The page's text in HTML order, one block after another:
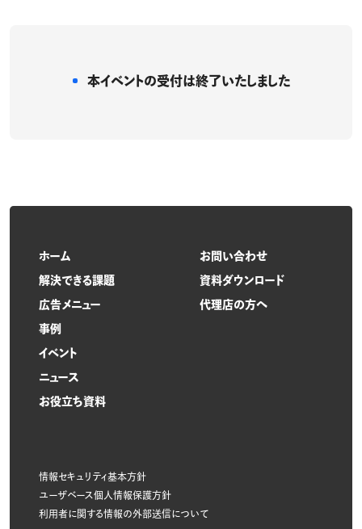
本イベントの受付は終了いたしました
ホーム
解決できる課題
広告メニュー
事例
イベント
ニュース
お役立ち資料
お問い合わせ
資料ダウンロード
代理店の方へ
情報セキュリティ基本方針
ユーザベース個人情報保護方針
利用者に関する情報の外部送信について